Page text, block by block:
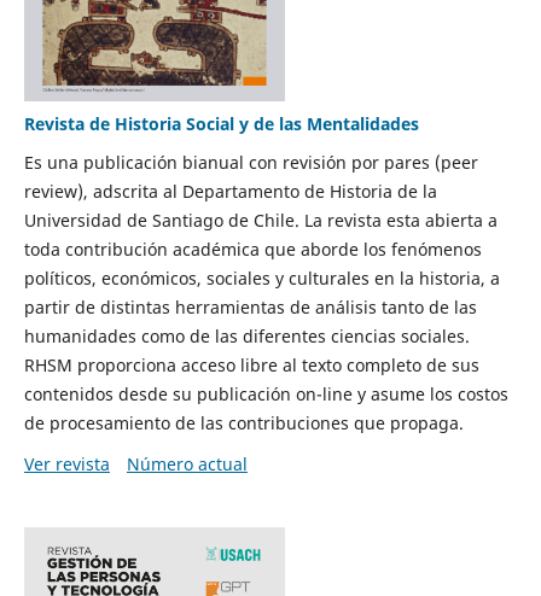
Revista de Historia Social y de las Mentalidades
Es una publicación bianual con revisión por pares (peer
review), adscrita al Departamento de Historia de la
Universidad de Santiago de Chile. La revista esta abierta a
toda contribución académica que aborde los fenómenos
políticos, económicos, sociales y culturales en la historia, a
partir de distintas herramientas de análisis tanto de las
humanidades como de las diferentes ciencias sociales.
RHSM proporciona acceso libre al texto completo de sus
contenidos desde su publicación on-line y asume los costos
de procesamiento de las contribuciones que propaga.
Ver revista
Número actual